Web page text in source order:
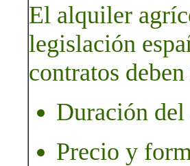
El alquiler
legislación
contratos
Duración
Precio y